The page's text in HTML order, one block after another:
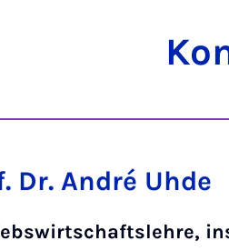
Dr. André Uhde